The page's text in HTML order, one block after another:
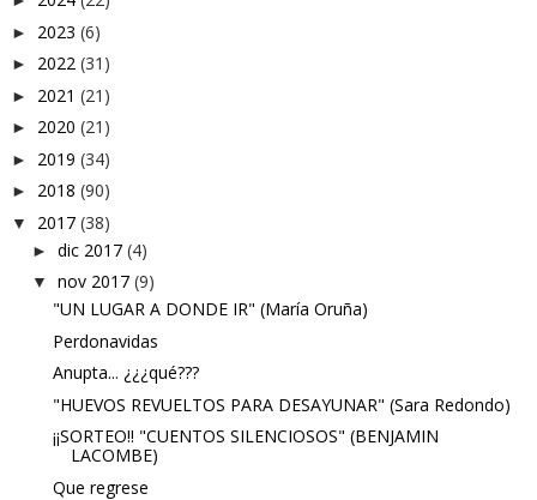
► 2023 (6)
► 2022 (31)
► 2021 (21)
► 2020 (21)
► 2019 (34)
► 2018 (90)
▼ 2017 (38)
► dic 2017 (4)
▼ nov 2017 (9)
"UN LUGAR A DONDE IR" (María Oruña)
Perdonavidas
Anupta... ¿¿¿qué???
"HUEVOS REVUELTOS PARA DESAYUNAR" (Sara Redondo)
¡¡SORTEO!! "CUENTOS SILENCIOSOS" (BENJAMIN
LACOMBE)
Que regrese